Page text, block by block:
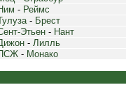
- Реймс
- Брест
Этьен - Нант
- Лилль
- Монако